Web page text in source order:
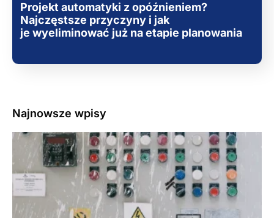
Projekt automatyki z opóźnieniem?
Najczęstsze przyczyny i jak
je wyeliminować już na etapie planowania
Najnowsze wpisy